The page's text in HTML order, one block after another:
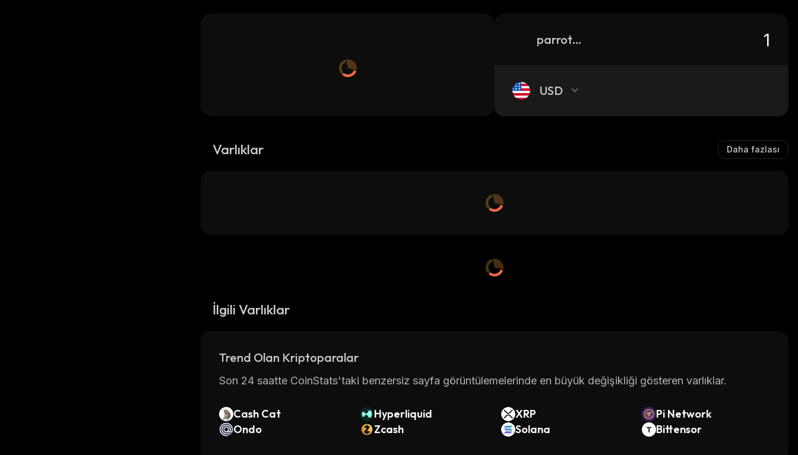
parrot-usd
USD
Varlıklar Daha fazlası
İlgili Varlıklar
Trend Olan Kriptoparalar
Son 24 saatte CoinStats'taki benzersiz sayfa görüntülemelerinde en büyük değişikliği gösteren varlıklar.
Cash Cat Hyperliquid XRP
Pi Network
Ondo
Zcash Solana Bittensor